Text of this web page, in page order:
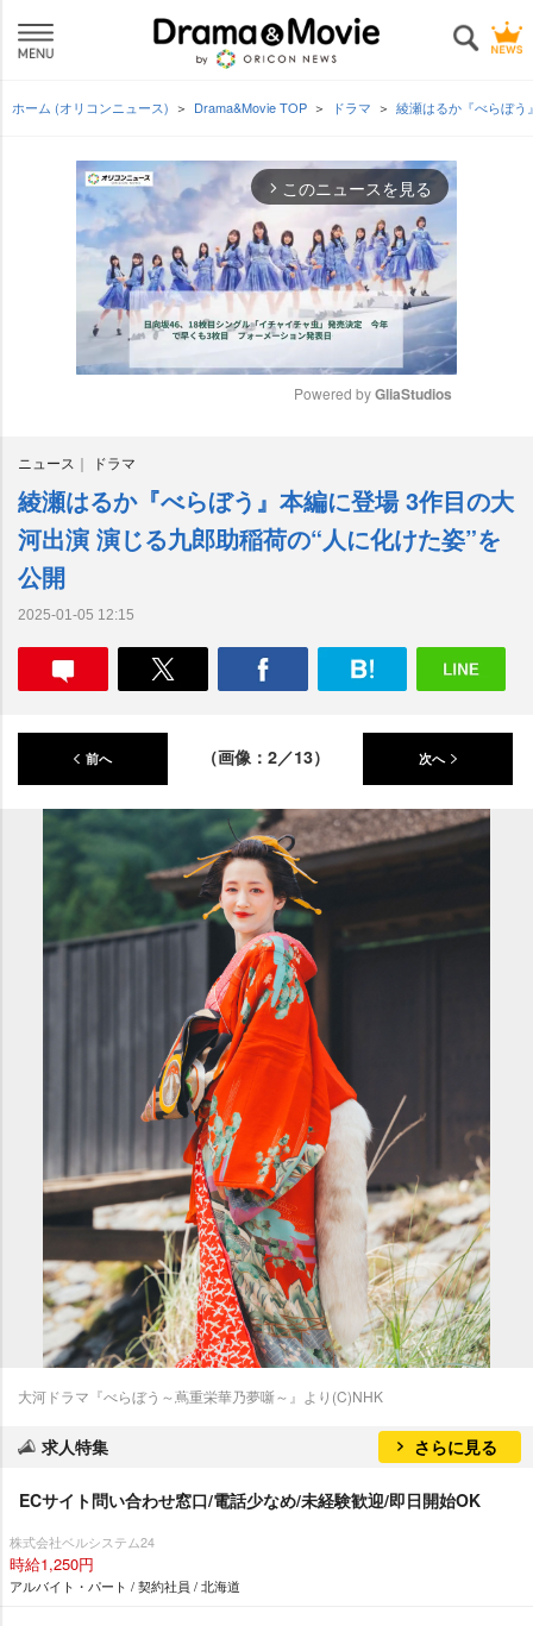
ホーム (オリコンニュース) Drama&Movie TOP ドラマ 綾瀬はるか『べらぼう
arrow_forward_ios このニュースを見る
e
Powered by GliaStudios
ニュース ドラマ
綾瀬はるか『べらぼう』本編に登場 3作目の大
河出演 演じる九郎助稲荷の“人に化けた姿”を
公開
2025-01-05 12:15
前へ （画像：2／13） 次へ
大河ドラマ『べらぼう～蔦重栄華乃夢噺～』より(C)NHK
求人特集 さらに見る
ECサイト問い合わせ窓口/電話少なめ/未経験歓迎/即日開始OK
株式会社ベルシステム24
時給1,250円
アルバイト・パート / 契約社員 / 北海道